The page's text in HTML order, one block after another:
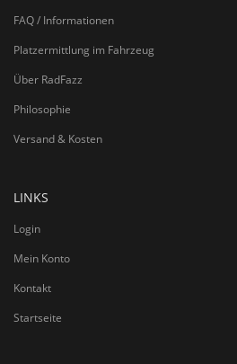
FAQ / Informationen
Platzermittlung im Fahrzeug
Über RadFazz
Philosophie
Versand & Kosten
LINKS
Login
Mein Konto
Kontakt
Startseite